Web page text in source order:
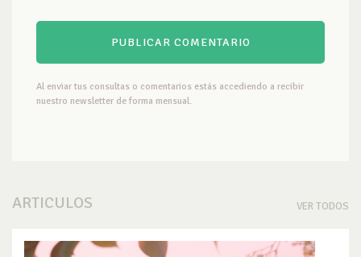
Al enviar tus consultas o comentarios estás accediendo a recibir
nuestro newsletter de forma mensual.
ARTICULOS VER TODOS